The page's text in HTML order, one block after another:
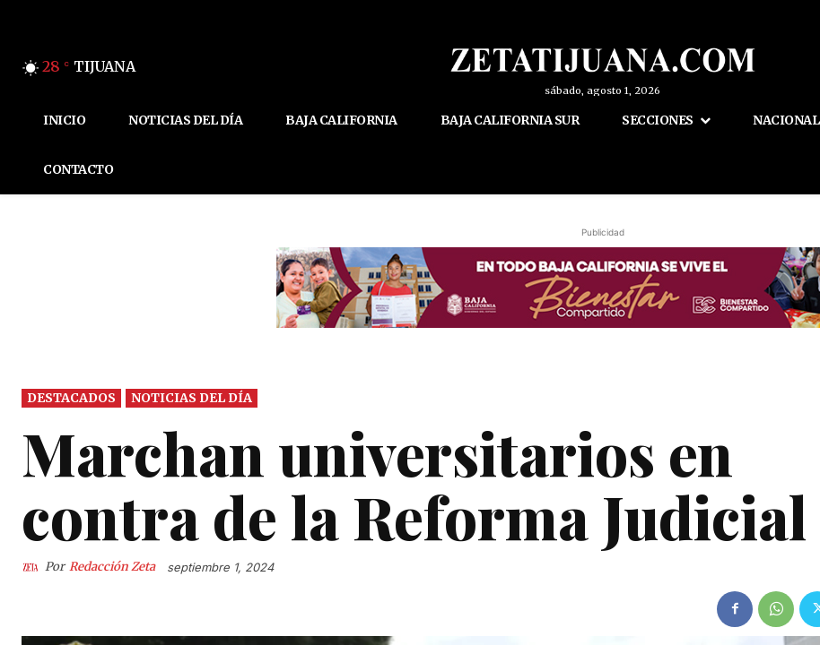
28 C TIJUANA
sábado, agosto 1, 2026
INICIO NOTICIAS DEL DÍA BAJA CALIFORNIA BAJA CALIFORNIA SUR SECCIONES NACIONAL
CONTACTO
Publicidad
DESTACADOS NOTICIAS DEL DÍA
Marchan universitarios en
contra de la Reforma Judicial
Por Redacción Zeta septiembre 1, 2024